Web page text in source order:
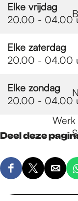
Werk
Elke vrijdag
20.00 - 04.00
Elke zaterdag
20.00 - 04.00
Elke zondag
20.00 - 04.00
Deel deze
D
D
D